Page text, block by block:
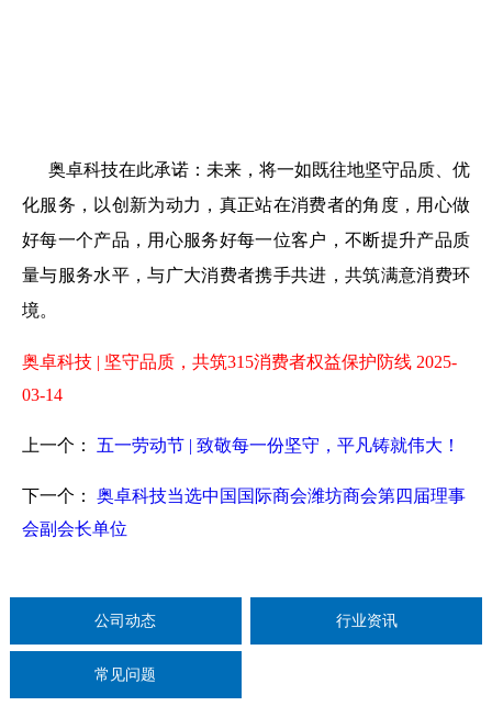
奥卓科技在此承诺：未来，将一如既往地坚守品质、优
化服务，以创新为动力，真正站在消费者的角度，用心做
好每一个产品，用心服务好每一位客户，不断提升产品质
量与服务水平，与广大消费者携手共进，共筑满意消费环
境。
奥卓科技 | 坚守品质，共筑315消费者权益保护防线 2025-
03-14
上一个： 五一劳动节 | 致敬每一份坚守，平凡铸就伟大！
下一个： 奥卓科技当选中国国际商会潍坊商会第四届理事
会副会长单位
公司动态 行业资讯
常见问题